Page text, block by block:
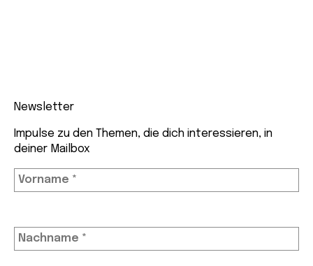
Newsletter
Impulse zu den Themen, die dich interessieren, in
deiner Mailbox